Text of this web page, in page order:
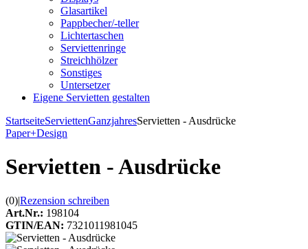
Glasartikel
Pappbecher/-teller
Lichtertaschen
Serviettenringe
Streichhölzer
Sonstiges
Untersetzer
Eigene Servietten gestalten
StartseiteServiettenGanzjahresServietten - Ausdrücke
Paper+Design
Servietten - Ausdrücke
(0)|Rezension schreiben
Art.Nr.: 198104
GTIN/EAN: 7321011981045